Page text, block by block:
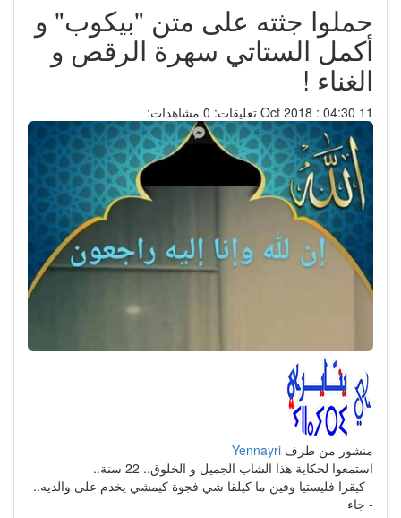
حملوا جثته على متن "بيكوب" و
أكمل الستاتي سهرة الرقص و
الغناء !
تعليقات: 0 مشاهدات:
منشور من طرفYennayri
استمعوا لحكاية هذا الشاب الجميل و الخلوق.. 22 سنة..
- كيقرا فليستيا وفين ما كيلقا شي فجوة كيمشي يخدم على والديه..
- جاء